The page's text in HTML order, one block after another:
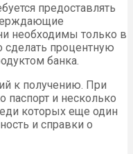
предоставлять
необходимы только в
сделать процентную
банка.
к получению. При
паспорт и несколько
которых еще один
и справки о